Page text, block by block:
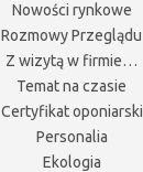
Nowości rynkowe
Rozmowy Przeglądu
Z wizytą w firmie…
Temat na czasie
Certyfikat oponiarski
Personalia
Ekologia